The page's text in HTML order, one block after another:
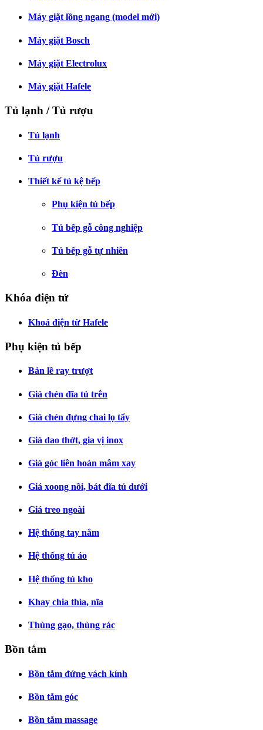
Máy giặt lồng ngang (model mới)
Máy giặt Bosch
Máy giặt Electrolux
Máy giặt Hafele
Tủ lạnh / Tủ rượu
Tủ lạnh
Tủ rượu
Thiết kế tủ kệ bếp
Phụ kiện tủ bếp
Tủ bếp gỗ công nghiệp
Tủ bếp gỗ tự nhiên
Đèn
Khóa điện tử
Khoá điện từ Hafele
Phụ kiện tủ bếp
Bản lề ray trượt
Giá chén đĩa tủ trên
Giá chén đựng chai lọ tẩy
Giá dao thớt, gia vị inox
Giá góc liên hoàn mâm xay
Giá xoong nồi, bát đĩa tủ dưới
Giá treo ngoài
Hệ thống tay nắm
Hệ thống tủ áo
Hệ thống tủ kho
Khay chia thìa, nĩa
Thùng gạo, thùng rác
Bồn tắm
Bồn tắm đứng vách kính
Bồn tắm góc
Bồn tắm massage